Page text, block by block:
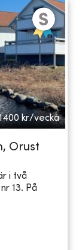
kr/vecka
Orust
i två
13. På